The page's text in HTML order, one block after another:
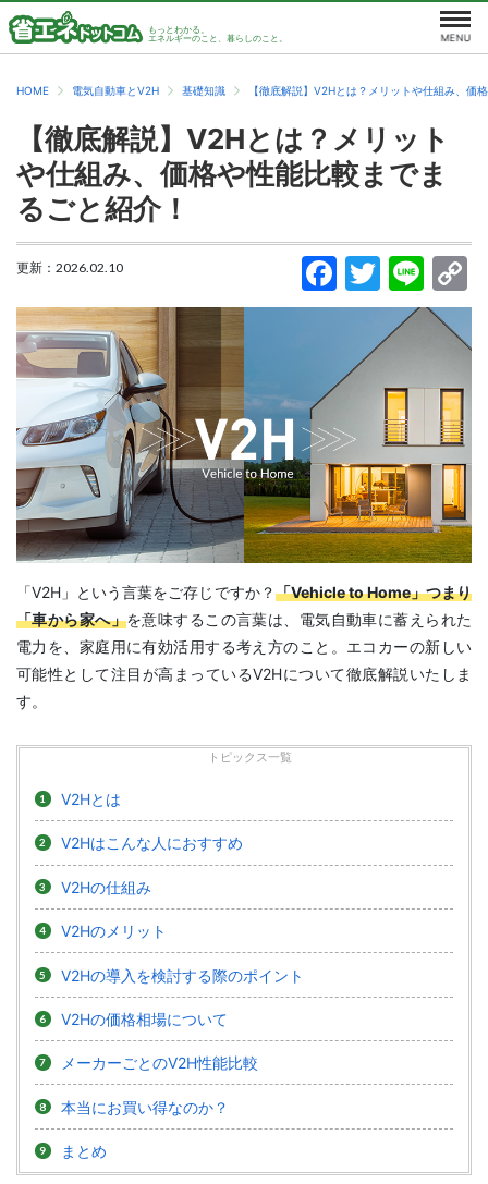
もっとわかる。
エネルギーのこと、暮らしのこと。
HOME 電気自動車とV2H 基礎知識 【徹底解説】V2Hとは？メリットや仕組み、価
【徹底解説】V2Hとは？メリット
や仕組み、価格や性能比較までま
るごと紹介！
更新： 2026.02.10
「V2H」という言葉をご存じですか？「Vehicle to Home」つまり
「車から家へ」を意味するこの言葉は、電気自動車に蓄えられた
電力を、家庭用に有効活用する考え方のこと。エコカーの新しい
可能性として注目が高まっているV2Hについて徹底解説いたしま
す。
トピックス一覧
V2Hとは
V2Hはこんな人におすすめ
V2Hの仕組み
V2Hのメリット
V2Hの導入を検討する際のポイント
V2Hの価格相場について
メーカーごとのV2H性能比較
本当にお買い得なのか？
まとめ